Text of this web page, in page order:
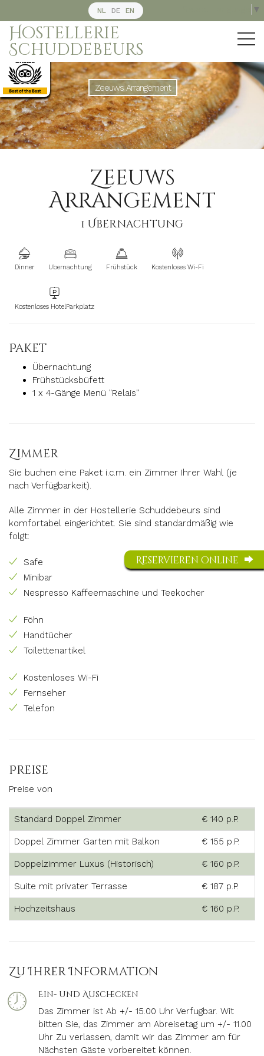
Reservieren online
▼
NL DE EN
Hostellerie
Schuddebeurs
Zeeuws Arrangement
Zeeuws
Arrangement
1 Ubernachtung
Dinner Ubernachtung Frühstück Kostenloses Wi-Fi
Kostenloses HotelParkplatz
Paket
Übernachtung
Frühstücksbüfett
1 x 4-Gänge Menü "Relais"
Zimmer
Sie buchen eine Paket i.c.m. ein Zimmer Ihrer Wahl (je
nach Verfügbarkeit).
Alle Zimmer in der Hostellerie Schuddebeurs sind
komfortabel eingerichtet. Sie sind standardmäßig wie
folgt:
Safe
Minibar
Nespresso Kaffeemaschine und Teekocher
Föhn
Handtücher
Toilettenartikel
Kostenloses Wi-Fi
Fernseher
Telefon
Preise
Preise von
Standard Doppel Zimmer € 140 p.P.
Doppel Zimmer Garten mit Balkon € 155 p.P.
Doppelzimmer Luxus (Historisch) € 160 p.P.
Suite mit privater Terrasse € 187 p.P.
Hochzeitshaus € 160 p.P.
Zu Ihrer Information
Ein- und Auschecken
Das Zimmer ist Ab +/- 15.00 Uhr Verfugbar. Wit
bitten Sie, das Zimmer am Abreisetag um +/- 11.00
Uhr Zu verlassen, damit wir das Zimmer am für
Nächsten Gäste vorbereitet können.